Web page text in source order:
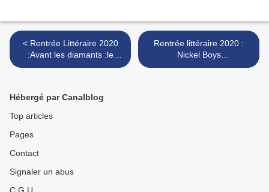
< Rentrée Littéraire 2020
:Avant les diamants :le
grand roman noir
Rentrée littéraire 2020 :
Nickel Boys
:BOULEVERSANT !! >
Hébergé par Canalblog
Top articles
Pages
Contact
Signaler un abus